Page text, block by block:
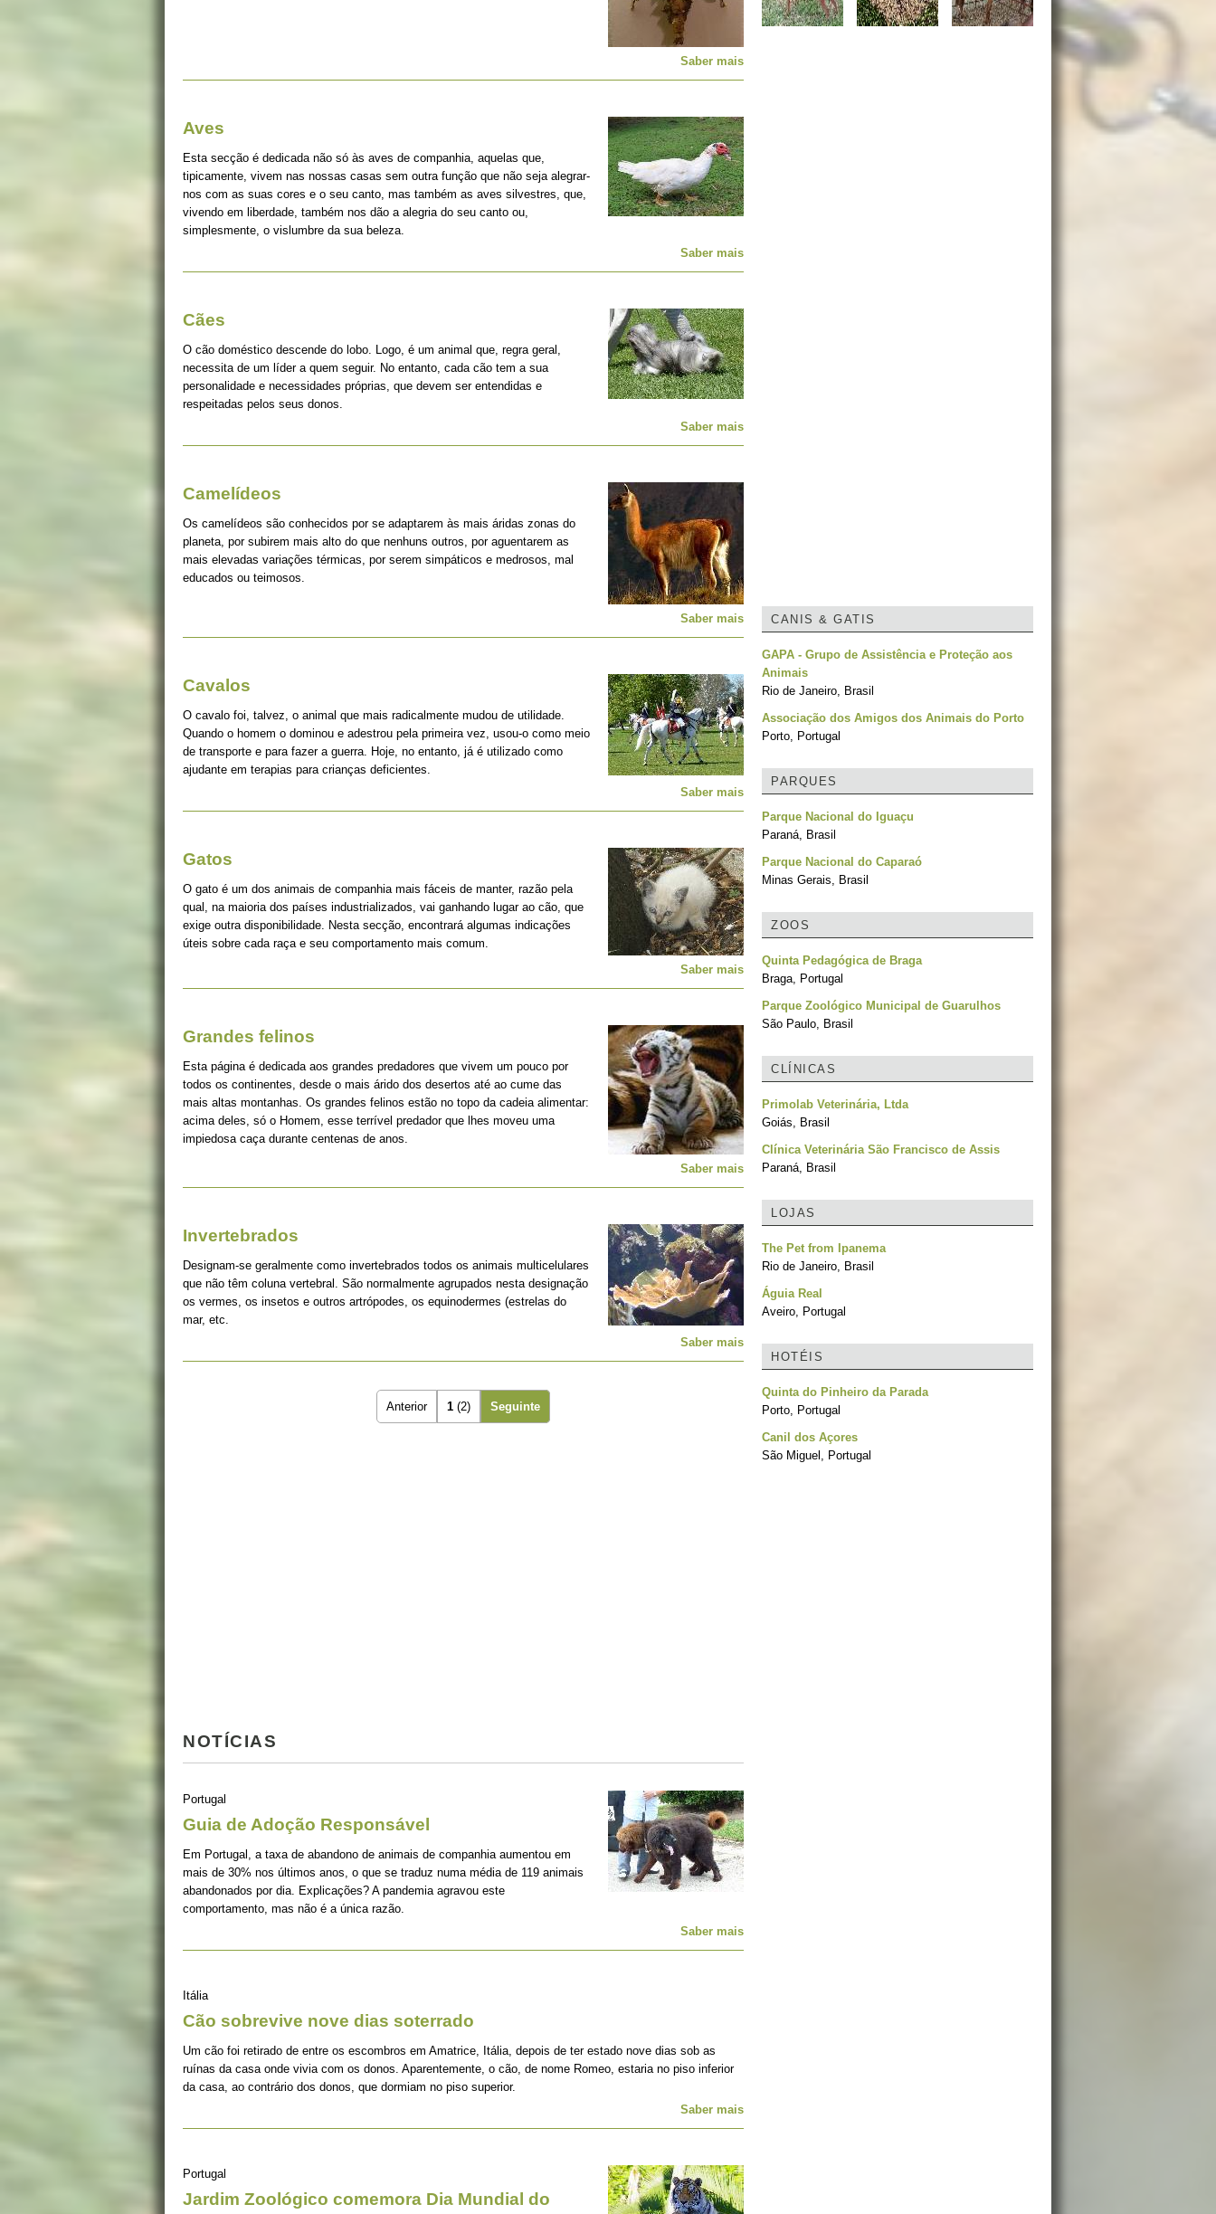
Saber mais
Aves
Esta secção é dedicada não só às aves de companhia, aquelas que,
tipicamente, vivem nas nossas casas sem outra função que não seja alegrar-
nos com as suas cores e o seu canto, mas também as aves silvestres, que,
vivendo em liberdade, também nos dão a alegria do seu canto ou,
simplesmente, o vislumbre da sua beleza.
Saber mais
Cães
O cão doméstico descende do lobo. Logo, é um animal que, regra geral,
necessita de um líder a quem seguir. No entanto, cada cão tem a sua
personalidade e necessidades próprias, que devem ser entendidas e
respeitadas pelos seus donos.
Saber mais
Camelídeos
Os camelídeos são conhecidos por se adaptarem às mais áridas zonas do
planeta, por subirem mais alto do que nenhuns outros, por aguentarem as
mais elevadas variações térmicas, por serem simpáticos e medrosos, mal
educados ou teimosos.
Saber mais
Cavalos
O cavalo foi, talvez, o animal que mais radicalmente mudou de utilidade.
Quando o homem o dominou e adestrou pela primeira vez, usou-o como meio
de transporte e para fazer a guerra. Hoje, no entanto, já é utilizado como
ajudante em terapias para crianças deficientes.
Saber mais
Gatos
O gato é um dos animais de companhia mais fáceis de manter, razão pela
qual, na maioria dos países industrializados, vai ganhando lugar ao cão, que
exige outra disponibilidade. Nesta secção, encontrará algumas indicações
úteis sobre cada raça e seu comportamento mais comum.
Saber mais
Grandes felinos
Esta página é dedicada aos grandes predadores que vivem um pouco por
todos os continentes, desde o mais árido dos desertos até ao cume das
mais altas montanhas. Os grandes felinos estão no topo da cadeia alimentar:
acima deles, só o Homem, esse terrível predador que lhes moveu uma
impiedosa caça durante centenas de anos.
Saber mais
Invertebrados
Designam-se geralmente como invertebrados todos os animais multicelulares
que não têm coluna vertebral. São normalmente agrupados nesta designação
os vermes, os insetos e outros artrópodes, os equinodermes (estrelas do
mar, etc.
Saber mais
Anterior 1 (2) Seguinte
NOTÍCIAS
Portugal
Guia de Adoção Responsável
Em Portugal, a taxa de abandono de animais de companhia aumentou em
mais de 30% nos últimos anos, o que se traduz numa média de 119 animais
abandonados por dia. Explicações? A pandemia agravou este
comportamento, mas não é a única razão.
Saber mais
Itália
Cão sobrevive nove dias soterrado
Um cão foi retirado de entre os escombros em Amatrice, Itália, depois de ter estado nove dias sob as
ruínas da casa onde vivia com os donos. Aparentemente, o cão, de nome Romeo, estaria no piso inferior
da casa, ao contrário dos donos, que dormiam no piso superior.
Saber mais
Portugal
Jardim Zoológico comemora Dia Mundial do
CANIS & GATIS
GAPA - Grupo de Assistência e Proteção aos
Animais
Rio de Janeiro, Brasil
Associação dos Amigos dos Animais do Porto
Porto, Portugal
PARQUES
Parque Nacional do Iguaçu
Paraná, Brasil
Parque Nacional do Caparaó
Minas Gerais, Brasil
ZOOS
Quinta Pedagógica de Braga
Braga, Portugal
Parque Zoológico Municipal de Guarulhos
São Paulo, Brasil
CLÍNICAS
Primolab Veterinária, Ltda
Goiás, Brasil
Clínica Veterinária São Francisco de Assis
Paraná, Brasil
LOJAS
The Pet from Ipanema
Rio de Janeiro, Brasil
Águia Real
Aveiro, Portugal
HOTÉIS
Quinta do Pinheiro da Parada
Porto, Portugal
Canil dos Açores
São Miguel, Portugal